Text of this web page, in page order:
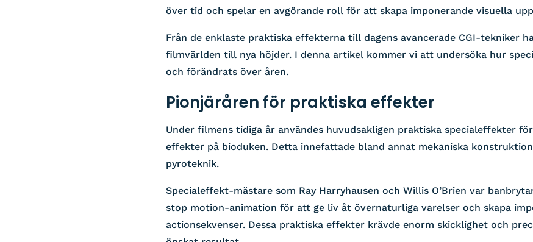
över tid och spelar en avgörande roll för att skapa imponerande visuella
Från de enklaste praktiska effekterna till dagens avancerade CGI-tekniker
filmvärlden till nya höjder. I denna artikel kommer vi att undersöka hur
och förändrats över åren.
Pionjäråren för praktiska effekter
Under filmens tidiga år användes huvudsakligen praktiska specialeffekter
effekter på bioduken. Detta innefattade bland annat mekaniska
pyroteknik.
Specialeffekt-mästare som Ray Harryhausen och Willis O’Brien var
stop motion-animation för att ge liv åt övernaturliga varelser och skapa
actionsekvenser. Dessa praktiska effekter krävde enorm skicklighet och